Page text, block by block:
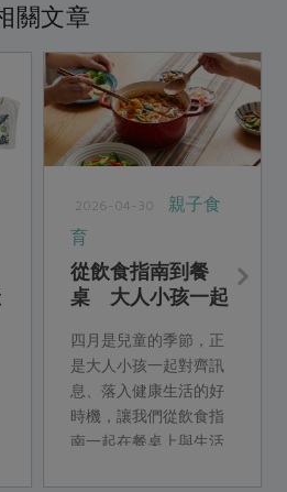
關文章
2026-04-30
親子食
育
從飲食指南到餐
桌 大人小孩一起
四月是兒童的季節，正
是大人小孩一起對齊訊
息、落入健康生活的好
時機，讓我們從飲食指
南一起在餐桌上與生活